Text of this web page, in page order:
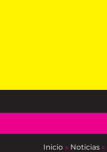
Inicio » Noticias »